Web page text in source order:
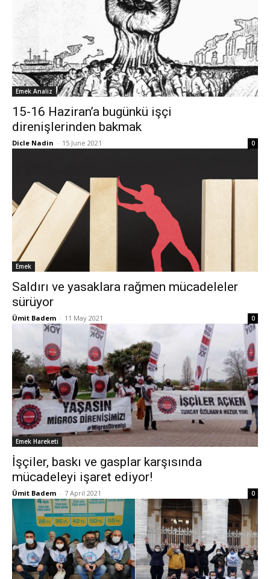
Emek Analiz
15-16 Haziran’a bugünkü işçi
direnişlerinden bakmak
Dicle Nadin - 15 June 2021 0
Emek
Saldırı ve yasaklara rağmen mücadeleler
sürüyor
Ümit Badem - 11 May 2021 0
Emek Hareketi
İşçiler, baskı ve gasplar karşısında
mücadeleyi işaret ediyor!
Ümit Badem - 7 April 2021 0